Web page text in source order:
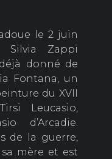
le 2 juin
Silvia Zappi
donné de
Fontana, un
du XVII
Leucasio,
d’Arcadie.
de la guerre,
mère et est